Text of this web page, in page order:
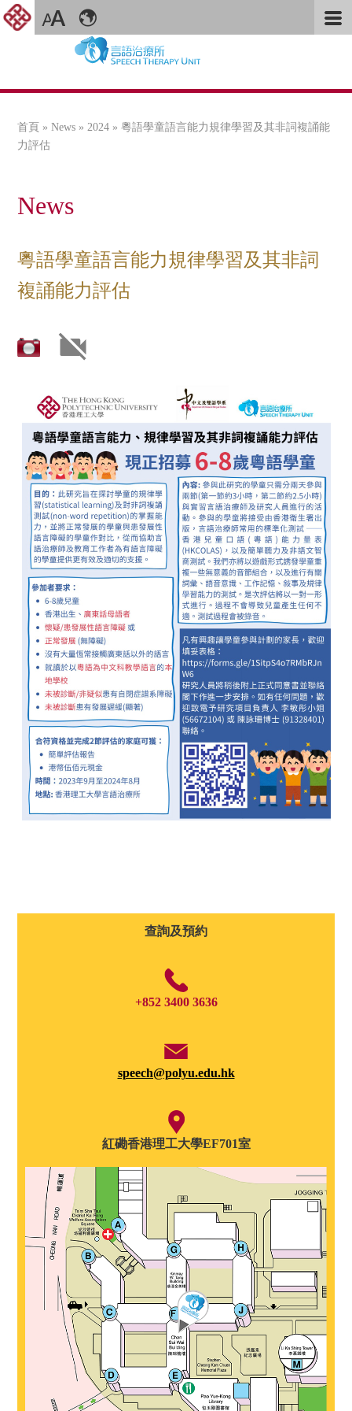
您在這裡
首頁 »News » 2024 » 粵語學童語言能力規律學習及其非詞複誦能
力評估
News
粵語學童語言能力規律學習及其非詞
複誦能力評估
查詢及預約
+852 3400 3636
speech@polyu.edu.hk
紅磡香港理工大學EF701室